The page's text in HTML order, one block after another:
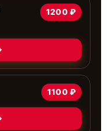
1200 ₽
1100 ₽